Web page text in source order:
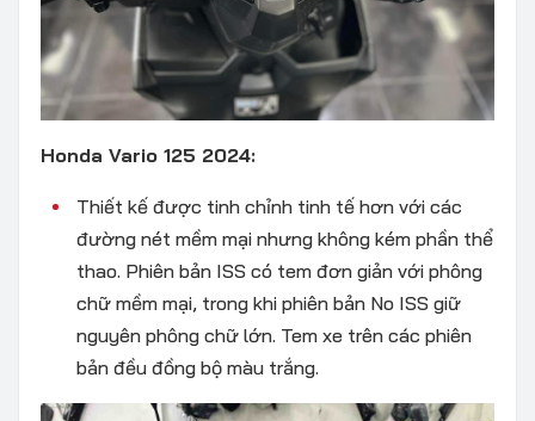
Honda Vario 125 2024:
Thiết kế được tinh chỉnh tinh tế hơn với các
đường nét mềm mại nhưng không kém phần thể
thao. Phiên bản ISS có tem đơn giản với phông
chữ mềm mại, trong khi phiên bản No ISS giữ
nguyên phông chữ lớn. Tem xe trên các phiên
bản đều đồng bộ màu trắng.